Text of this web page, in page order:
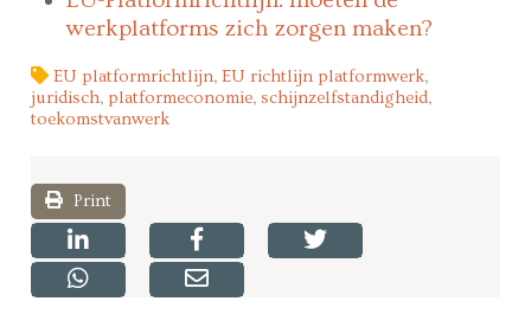
werkplatforms zich zorgen maken?
EU platformrichtlijn,EU richtlijn platformwerk,
juridisch, platformeconomie,schijnzelfstandigheid,
toekomstvanwerk
Print